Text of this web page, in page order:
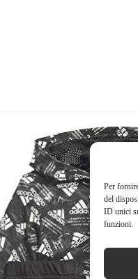
Per
del
ID unici
funzioni.